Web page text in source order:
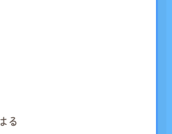
る